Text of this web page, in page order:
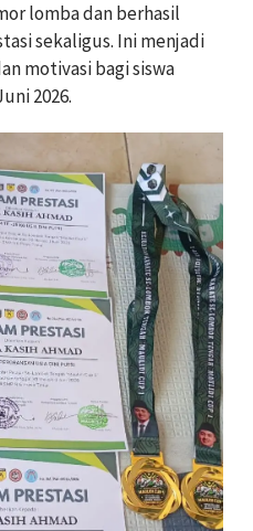
lomba dan berhasil
sekaligus. Ini menjadi
motivasi bagi siswa
2026.